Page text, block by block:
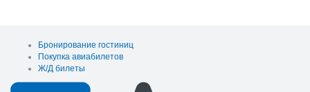
Бронирование гостиниц
Покупка авиабилетов
Ж/Д билеты